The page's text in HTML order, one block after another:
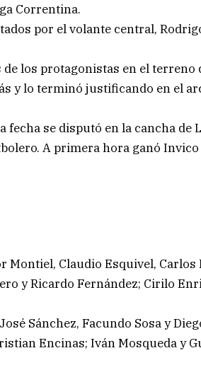
Correntina.
por el volante central,
los protagonistas en el terreno
y lo terminó justificando en el
se disputó en la cancha de
A primera hora ganó Invico
Montiel, Claudio Esquivel, Carlos
y Ricardo Fernández; Cirilo
Sánchez, Facundo Sosa y
Encinas; Iván Mosqueda y